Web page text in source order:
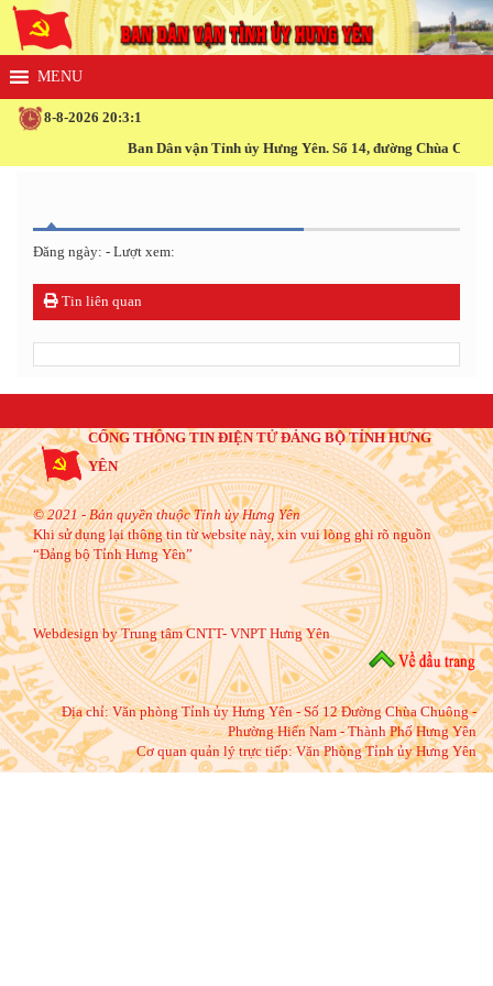
8-8-2026 20:3:1
Ban Dân vận Tỉnh ủy Hưng Yên. Số 14, đường Chùa
Đăng ngày: - Lượt xem:
Tin liên quan
CỔNG THÔNG TIN ĐIỆN TỬ ĐẢNG BỘ TỈNH HƯNG
YÊN
© 2021 - Bản quyền thuộc Tỉnh ủy Hưng Yên
Khi sử dụng lại thông tin từ website này, xin vui lòng ghi rõ nguồn
“Đảng bộ Tỉnh Hưng Yên”
Webdesign by Trung tâm CNTT- VNPT Hưng Yên
Địa chỉ:Văn phòng Tỉnh ủy Hưng Yên - Số 12 Đường Chùa Chuông -
Phường Hiến Nam - Thành Phố Hưng Yên
Cơ quan quản lý trực tiếp: Văn Phòng Tỉnh ủy Hưng Yên